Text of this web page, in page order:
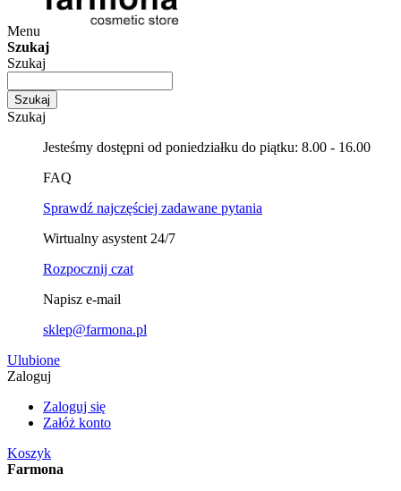
Menu
Szukaj
Szukaj
Szukaj
Szukaj
Jesteśmy dostępni od poniedziałku do piątku: 8.00 - 16.00
FAQ
Sprawdź najczęściej zadawane pytania
Wirtualny asystent 24/7
Rozpocznij czat
Napisz e-mail
sklep@farmona.pl
Ulubione
Zaloguj
Zaloguj się
Załóż konto
Koszyk
Farmona